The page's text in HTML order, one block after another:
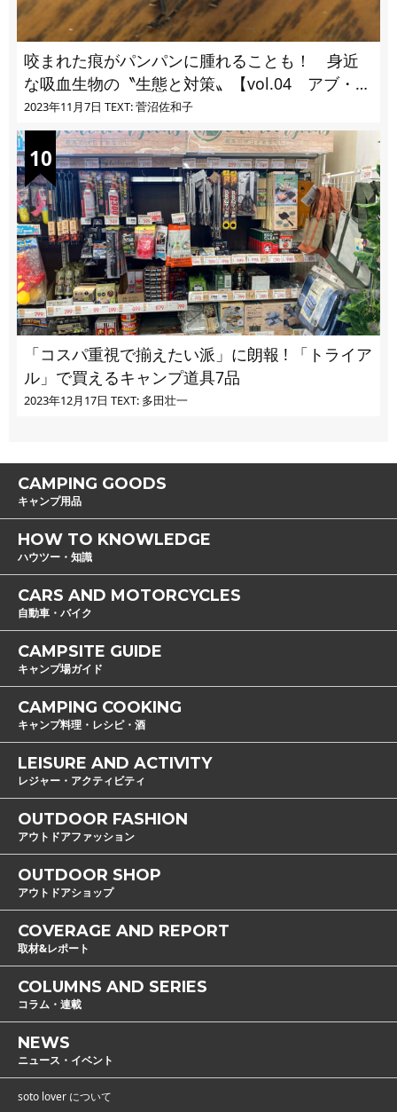
咬まれた痕がパンパンに腫れることも！ 身近
な吸血生物の〝生態と対策〟【vol.04 アブ・ブ
ユ・ヌカカ】
2023年11月7日 TEXT: 菅沼佐和子
「コスパ重視で揃えたい派」に朗報 ! 「トライア
ル」で買えるキャンプ道具7品
2023年12月17日 TEXT: 多田壮一
CAMPING GOODS
キャンプ用品
HOW TO KNOWLEDGE
ハウツー・知識
CARS AND MOTORCYCLES
自動車・バイク
CAMPSITE GUIDE
キャンプ場ガイド
CAMPING COOKING
キャンプ料理・レシピ・酒
LEISURE AND ACTIVITY
レジャー・アクティビティ
OUTDOOR FASHION
アウトドアファッション
OUTDOOR SHOP
アウトドアショップ
COVERAGE AND REPORT
取材&レポート
COLUMNS AND SERIES
コラム・連載
NEWS
ニュース・イベント
soto lover について